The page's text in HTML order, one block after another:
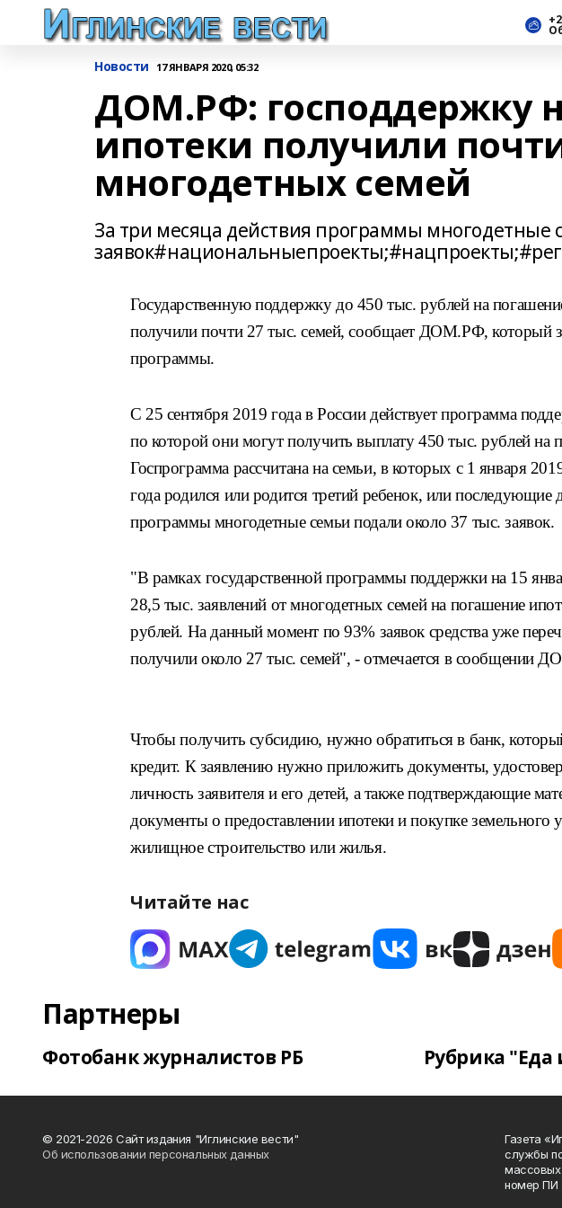
Новости 17 ЯНВАРЯ 2020, 05:32
ДОМ.РФ: господдержку
ипотеки получили
многодетных семей
За три месяца действия программы многодетные
Государственную поддержку до 450 тыс. рублей на
получили почти 27 тыс. семей, сообщает ДОМ.РФ, который
программы.
С 25 сентября 2019 года в России действует программа
по которой они могут получить выплату 450 тыс. рублей на
Госпрограмма рассчитана на семьи, в которых с 1 января
года родился или родится третий ребенок, или последующие
программы многодетные семьи подали около 37 тыс. заявок.
"В рамках государственной программы поддержки на 15
28,5 тыс. заявлений от многодетных семей на погашение
рублей. На данный момент по 93% заявок средства уже
получили около 27 тыс. семей", - отмечается в сообщении
Чтобы получить субсидию, нужно обратиться в банк,
кредит. К заявлению нужно приложить документы,
личность заявителя и его детей, а также подтверждающие
документы о предоставлении ипотеки и покупке земельного
жилищное строительство или жилья.
Читайте нас
Партнеры
Фотобанк журналистов РБ Рубрика
© 2021-2026 Сайт издания "Иглинские вести"
Об использовании персональных данных
Газета
службы
массовых
номер ПИ